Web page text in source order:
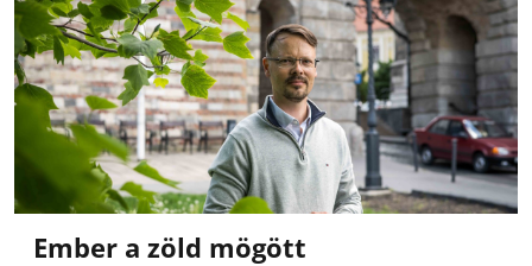
Ember a zöld mögött